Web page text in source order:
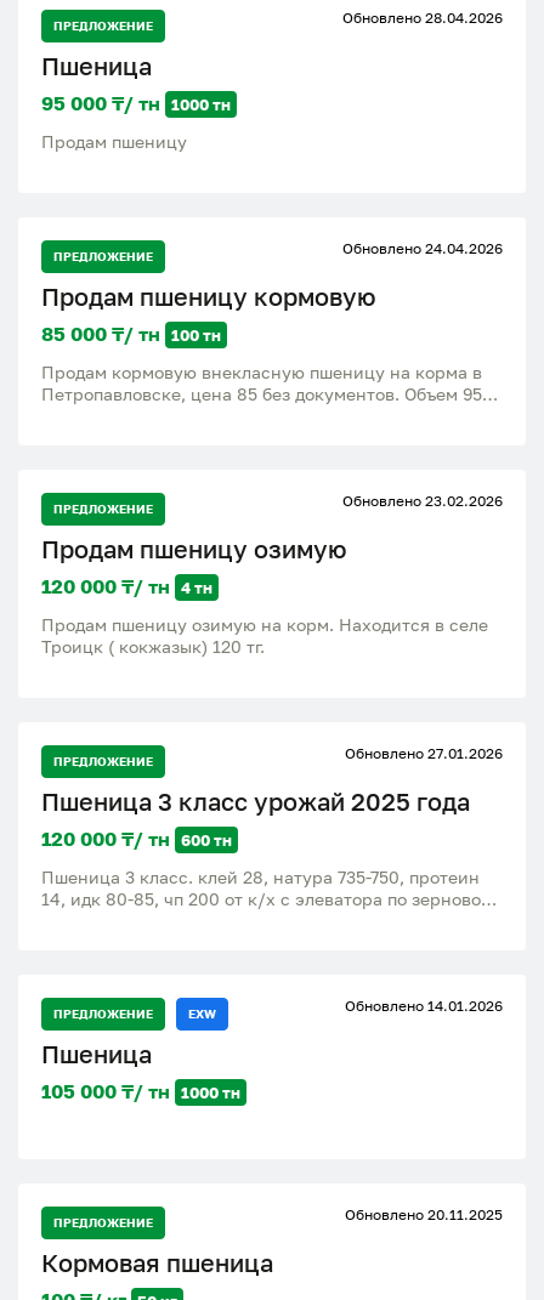
ПРЕДЛОЖЕНИЕ Обновлено 28.04.2026
Пшеница
95 000 ₸/ тн 1000 тн
Продам пшеницу
ПРЕДЛОЖЕНИЕ Обновлено 24.04.2026
Продам пшеницу кормовую
85 000 ₸/ тн 100 тн
Продам кормовую внекласную пшеницу на корма в
Петропавловске, цена 85 без документов. Объем 95-
ПРЕДЛОЖЕНИЕ Обновлено 23.02.2026
Продам пшеницу озимую
120 000 ₸/ тн 4 тн
Продам пшеницу озимую на корм. Находится в селе
Троицк ( кокжазык) 120 тг.
ПРЕДЛОЖЕНИЕ Обновлено 27.01.2026
Пшеница 3 класс урожай 2025 года
120 000 ₸/ тн 600 тн
Пшеница 3 класс. клей 28, натура 735-750, протеин
14, идк 80-85, чп 200 от к/х с элеватора по зерновой
ПРЕДЛОЖЕНИЕ EXW Обновлено 14.01.2026
Пшеница
105 000 ₸/ тн 1000 тн
ПРЕДЛОЖЕНИЕ Обновлено 20.11.2025
Кормовая пшеница